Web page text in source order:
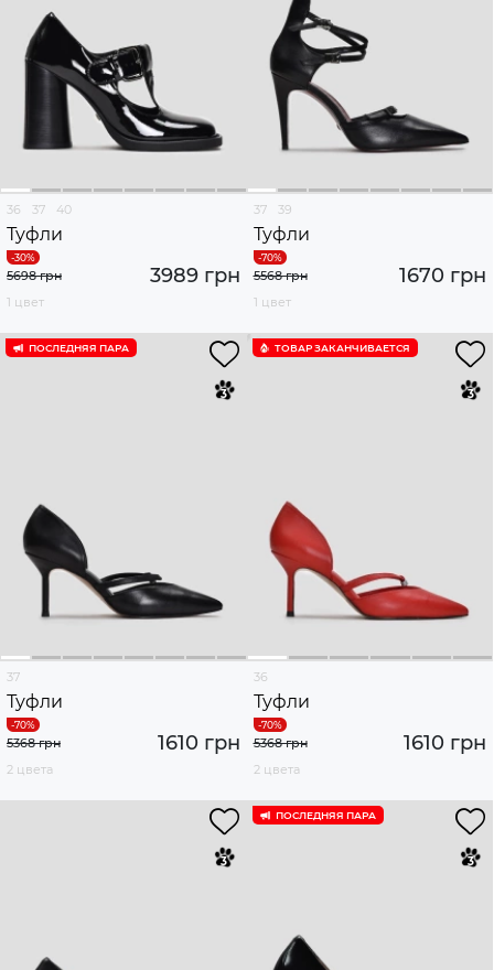
36 37 40
Туфли
3989 грн
5698 грн
1 цвет
37 39
Туфли
1670 грн
5568 грн
1 цвет
ПОСЛЕДНЯЯ ПАРА
37
Туфли
1610 грн
5368 грн
2 цвета
ТОВАР ЗАКАНЧИВАЕТСЯ
36
Туфли
1610 грн
5368 грн
2 цвета
ПОСЛЕДНЯЯ ПАРА